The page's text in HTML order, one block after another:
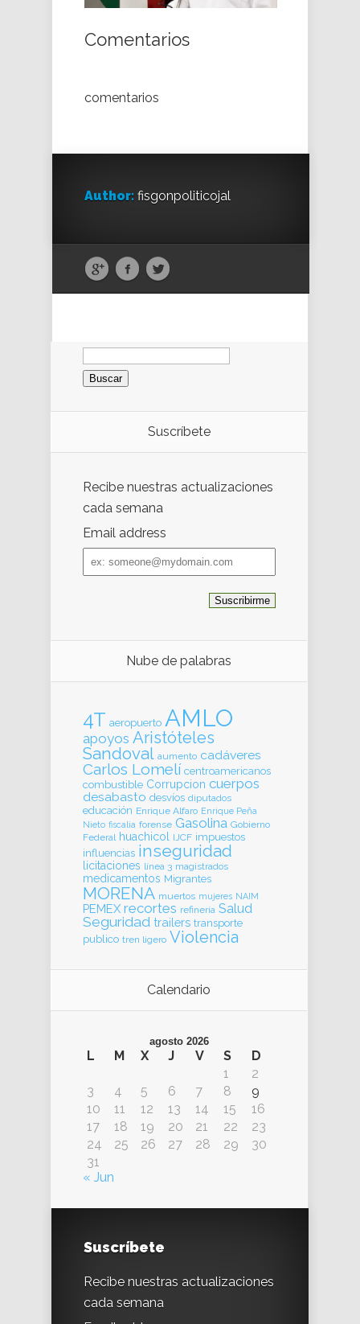
Comentarios
comentarios
Author: fisgonpoliticojal
Buscar:
Suscríbete
Recibe nuestras actualizaciones
cada semana
Email address
Email
address
Nube de palabras
4T aeropuerto AMLO
apoyos Aristóteles
Sandoval aumento cadáveres
Carlos Lomelí centroamericanos
combustible Corrupcion cuerpos
desabasto desvíos diputados
educación Enrique Alfaro Enrique Peña
Nieto fiscalia forense Gasolina Gobierno
Federal huachicol IJCF impuestos
influencias inseguridad
licitaciones línea 3 magistrados
medicamentos Migrantes
MORENA muertos mujeres NAIM
PEMEX recortes refinería Salud
Seguridad trailers transporte
publico tren ligero Violencia
Calendario
agosto 2026
L M X J V S
D
1
2
3
4 5 6 7 8
9
10
11 12 13 14 15
16
17
18 19 20 21 22
23
24
25 26 27 28 29
30
31
« Jun
Suscríbete
Recibe nuestras actualizaciones
cada semana